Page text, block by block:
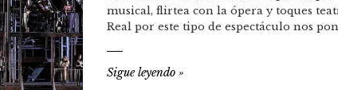
musical, flirtea con la ópera y toques
Real por este tipo de espectáculo nos
Sigue leyendo »